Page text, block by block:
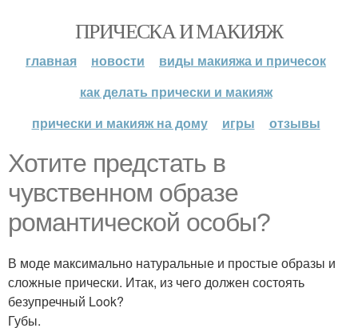
ПРИЧЕСКА И МАКИЯЖ
главная новости
виды макияжа и причесок
как делать прически и макияж
прически и макияж на дому
игры отзывы
Хотите предстать в
чувственном образе
романтической особы?
В моде максимально натуральные и простые образы и
сложные прически. Итак, из чего должен состоять
безупречный Look?
Губы.